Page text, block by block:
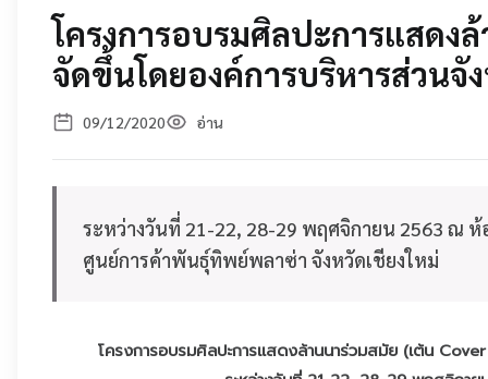
โครงการอบรมศิลปะการแสดง
จัดขึ้นโดยองค์การบริหารส่วนจั
09/12/2020 อ่าน
ระหว่างวันที่ 21-22, 28-29 พฤศจิกายน​ 2563 ณ
ศูนย์การค้าพันธุ์ทิพย์พลาซ่า​ จังหวัดเชียงใหม่
โครงการอบรมศิลปะการแสดงล้านนาร่วมสมัย (เต้น